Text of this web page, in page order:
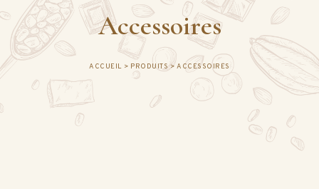
Accessoires
ACCUEIL > PRODUITS>ACCESSOIRES